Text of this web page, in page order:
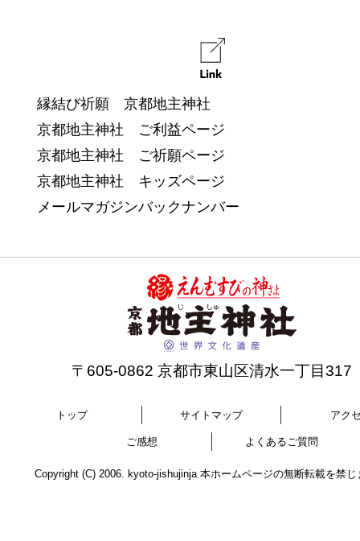
縁結び祈願 京都地主神社
京都地主神社 ご利益ページ
京都地主神社 ご祈願ページ
京都地主神社 キッズページ
メールマガジンバックナンバー
〒605-0862 京都市東山区清水一丁目317
トップ サイトマップ アク
ご感想 よくあるご質問
Copyright (C) 2006. kyoto-jishujinja 本ホームページの無断転載を禁じ